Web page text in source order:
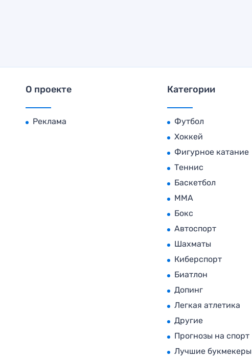
О проекте
Реклама
Категории
Футбол
Хоккей
Фигурное катание
Теннис
Баскетбол
MMA
Бокс
Автоспорт
Шахматы
Киберспорт
Биатлон
Допинг
Легкая атлетика
Другие
Прогнозы на спорт
Лучшие букмекеры